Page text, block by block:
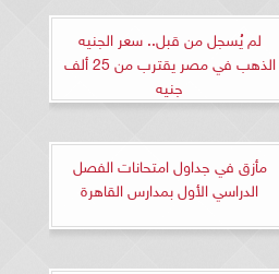
لم يُسجل من قبل.. سعر الجنيه
الذهب في مصر يقترب من 25 ألف
جنيه
مأزق في جداول امتحانات الفصل
الدراسي الأول بمدارس القاهرة